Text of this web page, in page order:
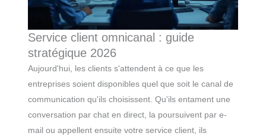
Service client omnicanal : guide
stratégique 2026
Aujourd'hui, les clients s'attendent à ce que les
entreprises soient disponibles quel que soit le canal de
communication qu'ils choisissent. Qu'ils entament une
conversation par chat en direct, la poursuivent par e-
mail ou appellent ensuite votre service client, ils